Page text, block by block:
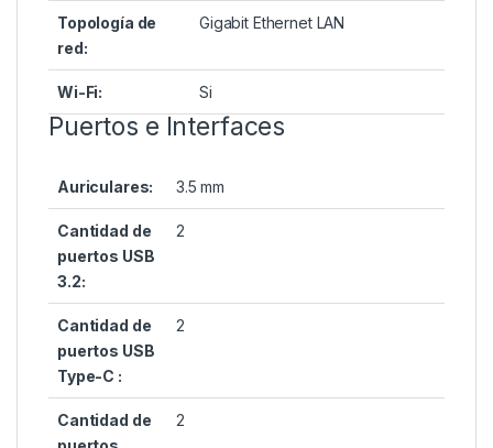
Topología de
red:
Gigabit Ethernet LAN
Wi-Fi: Si
Puertos e Interfaces
Auriculares: 3.5 mm
Cantidad de
puertos USB
3.2:
2
Cantidad de
puertos USB
Type-C :
2
Cantidad de
2